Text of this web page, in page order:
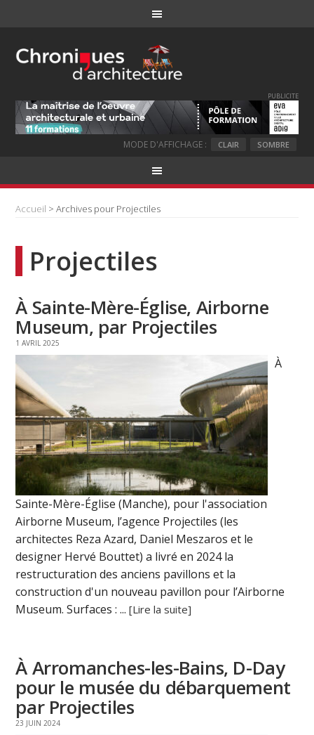
PUBLICITE
MODE D'AFFICHAGE : CLAIR SOMBRE
Accueil > Archives pour Projectiles
Projectiles
À Sainte-Mère-Église, Airborne
Museum, par Projectiles
1 AVRIL 2025
À
Sainte-Mère-Église (Manche), pour l'association
Airborne Museum, l’agence Projectiles (les
architectes Reza Azard, Daniel Meszaros et le
designer Hervé Bouttet) a livré en 2024 la
restructuration des anciens pavillons et la
construction d'un nouveau pavillon pour l’Airborne
Museum. Surfaces : ...[Lire la suite]
À Arromanches-les-Bains, D-Day
pour le musée du débarquement
par Projectiles
23 JUIN 2024